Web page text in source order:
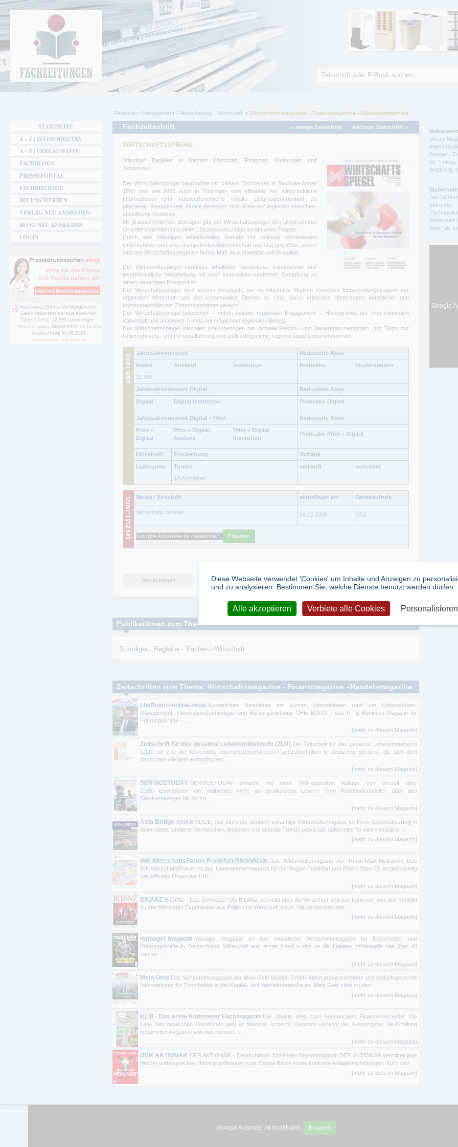
Fachzeitungen.de - Das unabhängige Portal
für Fachmagazine Fachpublikationen &
eBooks
Sie sind hier
Finanzen - Management - Versicherung - Wirtschaft Wirtschaftsmagazine - Finanzmagazine –Handelsmagazine
Fachzeitschrift ‹‹ vorige Zeitschrift nächste Zeitschrift ››
WIRTSCHAFTSSPIEGEL
Ständiger Begleiter in Sachen Wirtschaft, Finanzen, Meinungen und
Tendenzen.
Der Wirtschaftsspiegel begründete mit seinem Erscheinen in Sachsen-Anhalt
1993 und seit 2005 auch in Thüringen eine effiziente Art, wirtschaftliche
Informationen und nutzwertorientierte Inhalte zielgruppenorientiert zu
platzieren. Redaktionelle Inhalte beziehen sich direkt auf regionale branchen-
spezifische Probleme.
Mit praxisorientierten Beiträgen gibt der Wirtschaftsspiegel den Unternehmen
Orientierungshilfen und bietet Lösungsvorschläge zu aktuellen Fragen.
Durch den ständigen redaktionellen Kontakt mit regional operierenden
Unternehmen und einer kompetenten Autorenschaft aus Ost und West sichert
sich der Wirtschaftsspiegel ein hohes Maß an Authentizitt und Aktualität.
Der Wirtschaftsspiegel verbindet inhaltliche Kompetenz, transparente und
leserfreundliche Verarbeitung mit einer innovativen modernen Gestaltung zu
einem neuartigen Printprodukt.
Der Wirtschaftsspiegel wird seinem Anspruch, ein vermittelndes Medium zwischen Entscheidungsträgern der
regionalen Wirtschaft und den kommunalen Ebenen zu sein, durch kritisches Hinterfragen behrdlicher und
kommunalpolitischer Zusammenhänge gerecht.
Der Wirtschaftsspiegel beleuchtet – neben seinem regionalen Engagement – Hintergründe der inter-nationalen
Wirtschaft und analysiert Trends mit möglichem regionalen Bezug.
Der Wirtschaftsspiegel informiert praxisbezogen ber aktuelle Rechts- und Steuerentscheidungen, gibt Tipps zur
Unternehmens- und Personalführung und stellt erfolgreiche, regional tätige Unternehmen vor.
Jahresabonnement
Reduzierte Abos
Inland
Ausland Institution Probeabo
Studentenabo
31,50€
Jahresabonnement Digital
Reduzierte Abos
Digital
Digital Institution Probeabo Digital
Jahresabonnement Digital + Print
Reduzierte Abos
Print +
Digital
Print + Digital
Ausland
Print + Digital
Institution
Probeabo Print + Digital
Einzelheft Erscheinung
Auflage
Ladenpreis
Turnus verkauft
verbreitet
12 Ausgaben
Verlag / Anschrift aktualisiert am Seitenaufrufe
Wirtschafts Spiegel 04.12.2008 5311
Google Adsense ist deaktiviert. Erlauben
Abo kündigen tweet teilen
Publikationen zum Thema:
Ständiger - Begleiter - Sachen - Wirtschaft
Zeitschriften zum Thema: Wirtschaftsmagazine - Finanzmagazine –Handelsmagazine
chefbuero-online-news Kostenfreier Newsletter mit kurzen Informationen rund um Unternehmen,
Management, Informationstechnologie und Büroorganistation CHEFBÜRO - das IT- & Business-Magazin für
Führungskräfte - ...
[mehr zu diesem Magazin]
Zeitschrift für das gesamte Lebensmittelrecht (ZLR) Die Zeitschrift für das gesamte Lebensmittelrecht
(ZLR) ist eine der führenden, lebensmittelrechtlichen Fachzeitschriften in deutscher Sprache, die sich dem
deutschen wie dem europäischen ...
[mehr zu diesem Magazin]
SERVICETODAY SERVICETODAY erreicht mit einer IVW-geprüften Auflage von derzeit über
2.180 Exemplaren ein Vielfaches mehr an qualifizierten Lesern: vom Kundendienstleiter über den
Servicemanager bis hin zu ...
[mehr zu diesem Magazin]
Asia Bridge ASIA BRIDGE, das führende deutsch-sprachige Wirtschaftsmagazin für Ihren Geschäftserfolg in
Asien bietet fundierte Recherchen, Analysen und aktuelle Trends praxisnah aufbereitet für eine kompakte ...
[mehr zu diesem Magazin]
IHK WirtschaftsForum Frankfurt Rhein/Main Das Wirtschaftsmagazin der Rhein-Main-Metropole Das
IHK WirtschaftsForum ist das Unternehmermagazin für die Region Frankfurt und Rhein-Main. Es ist gleichzeitig
das offizielle Organ der IHK ...
[mehr zu diesem Magazin]
BILANZ BILANZ - Das Schweizer Die BILANZ schreibt über die Wirtschaft und das kann nur, wer den Kontakt
zu den führenden Exponenten aus Politik und Wirtschaft sucht. Sie beobachtet das ...
[mehr zu diesem Magazin]
manager magazin manager magazin ist das monatliche Wirtschaftsmagazin für Entscheider und
Führungskräfte in Deutschland. Wirtschaft aus erster Hand – das ist die Leitidee, mittlerweile seit über 40
Jahren. ...
[mehr zu diesem Magazin]
Mein Geld
Das Wirtschaftsmagazin der Mein Geld Medien GmbH bietet praxisorientierte und bedarfsgerechte
Informationen für Entscheider in der Kapital- und Vertriebsbranche an. Mein Geld zählt zu den ...
[mehr zu diesem Magazin]
KLM - Das erste Kämmerer Fachmagazin Der direkte Weg zum kommunalen Finanzentscheider Die
Lage Den deutschen Kommunen geht es finanziell schlecht. Dennoch verlangt der Gesetzgeber die Erfüllung
bestimmter Aufgaben von den Kreisen, ...
[mehr zu diesem Magazin]
DER AKTIONÄR DER AKTIONÄR - Deutschlands führendes Börsenmagazin DER AKTIONÄR vermittelt jede
Woche umfangreiches Hintergrundwissen zum Thema Börse sowie konkrete Anlageempfehlungen. Kurz und ...
[mehr zu diesem Magazin]
STARTSEITE
A - Z | ZEITSCHRIFTEN
A - Z | VERLAGSLISTE
FACHBLOGS
PRESSEPORTAL
FACHBEITRÄGE
BEI UNS WERBEN
VERLAG NEU ANMELDEN
BLOG NEU ANMELDEN
LOGIN
Unser
Anleger.
im
langfristig
Der
führende
Wirtschaft
mehr als
Google
Google Adsense ist deaktiviert. Erlauben
Diese Webseite verwendet 'Cookies' um Inhalte und Anzeigen zu
und zu analysieren. Bestimmen Sie, welche Dienste benutzt werden dürfen
Alle akzeptieren Verbiete alle Cookies Personalisieren